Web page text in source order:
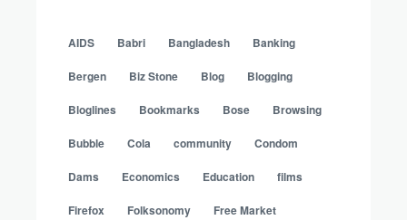
AIDS Babri Bangladesh Banking
Bergen Biz Stone Blog Blogging
Bloglines Bookmarks Bose Browsing
Bubble Cola community Condom
Dams Economics Education films
Firefox Folksonomy Free Market